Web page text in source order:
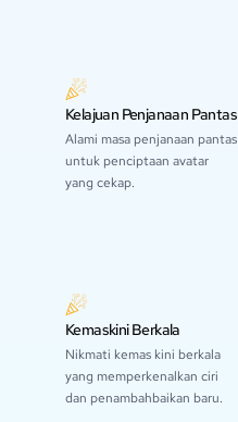
Kelajuan Penjanaan Pantas
Alami masa penjanaan pantas
untuk penciptaan avatar
yang cekap.
Kemaskini Berkala
Nikmati kemas kini berkala
yang memperkenalkan ciri
dan penambahbaikan baru.